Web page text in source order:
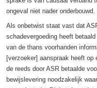
ongeval niet nader onderbouwd.
Als onbetwist staat vast dat
schadevergoeding heeft
van de thans voorhanden
[verzoeker] aanspraak heeft op
de reeds door ASR betaalde
bewijslevering noodzakelijk